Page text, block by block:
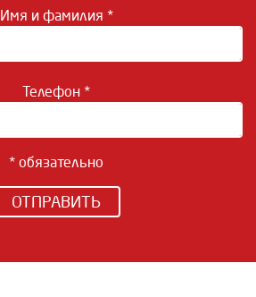
Имя и фамилия *
Телефон *
* обязательно
ОТПРАВИТЬ